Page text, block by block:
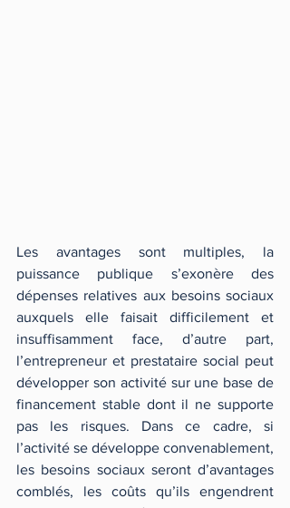
Les avantages sont multiples, la
puissance publique s’exonère des
dépenses relatives aux besoins sociaux
auxquels elle faisait difficilement et
insuffisamment face, d’autre part,
l’entrepreneur et prestataire social peut
développer son activité sur une base de
financement stable dont il ne supporte
pas les risques. Dans ce cadre, si
l’activité se développe convenablement,
les besoins sociaux seront d’avantages
comblés, les coûts qu’ils engendrent